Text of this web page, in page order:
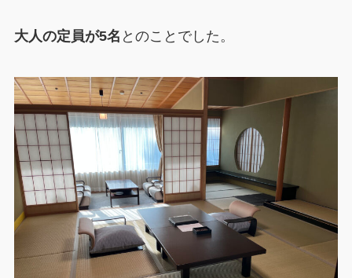
大人の定員が5名 とのことでした。